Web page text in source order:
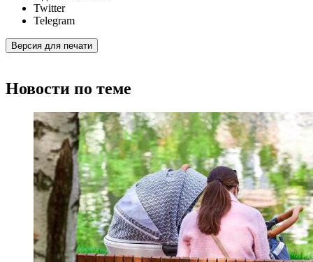
Twitter
Telegram
Версия для печати
Новости по теме